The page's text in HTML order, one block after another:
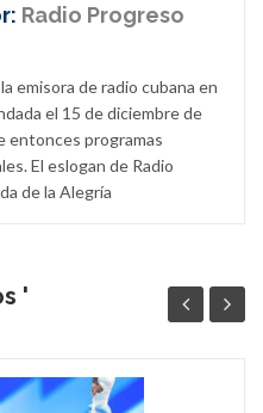
Radio Progreso
emisora de radio cubana en
el 15 de diciembre de
entonces programas
El eslogan de Radio
de la Alegría
'